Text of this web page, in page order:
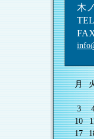
木
月
3
10
17